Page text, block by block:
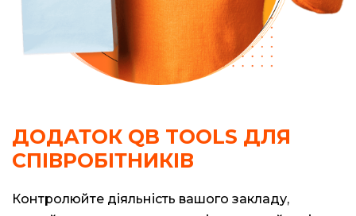
ДОДАТОК QB TOOLS ДЛЯ
СПІВРОБІТНИКІВ
Контролюйте діяльність вашого закладу,